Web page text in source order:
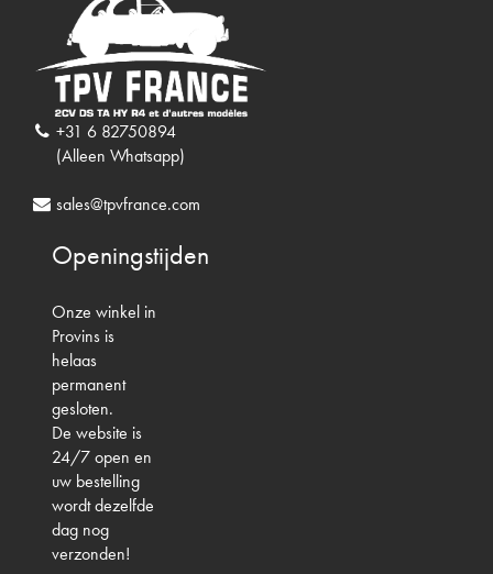
+31 6 82750894
(Alleen Whatsapp)
sales@tpvfrance.com
Openingstijden
Onze winkel in
Provins is
helaas
permanent
gesloten.
De website is
24/7 open en
uw bestelling
wordt dezelfde
dag nog
verzonden!